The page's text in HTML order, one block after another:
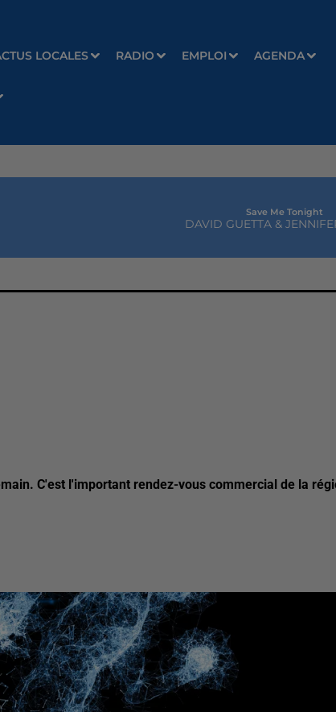
LOCALES RADIO EMPLOI AGENDA
Save Me Tonight
DAVID GUETTA &
C'est l'important rendez-vous commercial de la